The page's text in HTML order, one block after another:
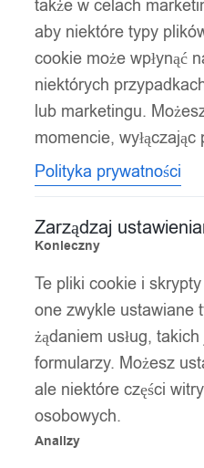
pełni satysfakcjonujące.
od umowy)
podawania przyczyny w
wyślij nam
użytkowania
przyspieszy to proces.
także w celach
aby niektóre typy
cookie może wpłynąć
niektórych
lub marketingu.
momencie, wyłączając
Polityka prywatności
Zarządzaj
Konieczny
Te pliki cookie i
one zwykle ustawiane
żądaniem usług,
formularzy. Możesz
ale niektóre części
osobowych.
Analizy